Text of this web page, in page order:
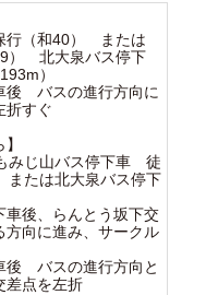
行（和40） または
） 北大泉バス停下
）
後 バスの進行方向に
折すぐ
みじ山バス停下車 徒
または北大泉バス停下
車後、らんとう坂下交
方向に進み、サークル
後 バスの進行方向と
差点を左折